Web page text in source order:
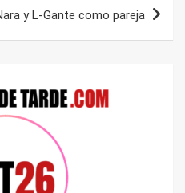
y L-Gante como pareja